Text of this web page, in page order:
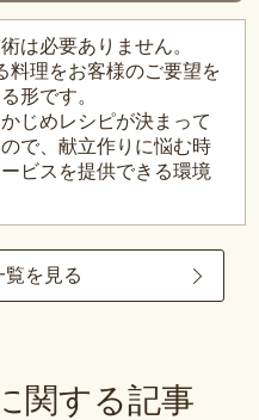
は必要ありません。
料理をお客様のご要望を
形です。
じめレシピが決まって
で、献立作りに悩む時
ビスを提供できる環境
覧を見る
関する記事